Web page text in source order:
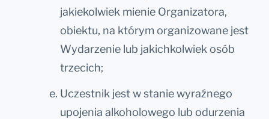
jakiekolwiek mienie Organizatora,
obiektu, na którym organizowane jest
Wydarzenie lub jakichkolwiek osób
trzecich;
Uczestnik jest w stanie wyraźnego
upojenia alkoholowego lub odurzenia